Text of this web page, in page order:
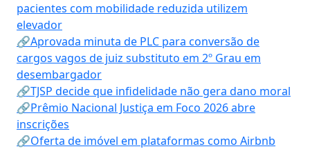
pacientes com mobilidade reduzida utilizem
elevador
🔗Aprovada minuta de PLC para conversão de
cargos vagos de juiz substituto em 2º Grau em
desembargador
🔗TJSP decide que infidelidade não gera dano moral
🔗Prêmio Nacional Justiça em Foco 2026 abre
inscrições
🔗Oferta de imóvel em plataformas como Airbnb